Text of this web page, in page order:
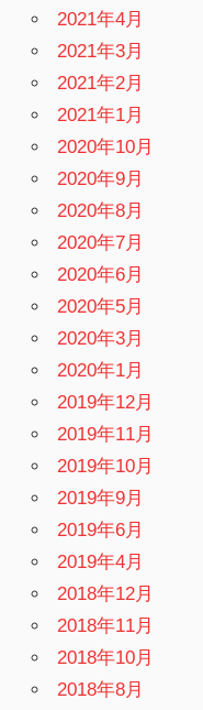
2021年4月
2021年3月
2021年2月
2021年1月
2020年10月
2020年9月
2020年8月
2020年7月
2020年6月
2020年5月
2020年3月
2020年1月
2019年12月
2019年11月
2019年10月
2019年9月
2019年6月
2019年4月
2018年12月
2018年11月
2018年10月
2018年8月